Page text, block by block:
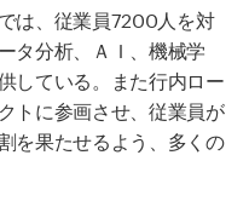
は、従業員7200人を対
タ分析、ＡＩ、機械学
している。また行内ロー
トに参画させ、従業員が
を果たせるよう、多くの